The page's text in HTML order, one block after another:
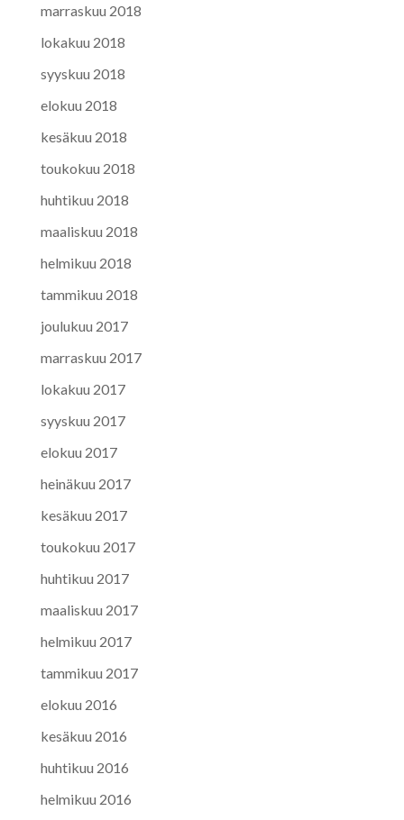
marraskuu 2018
lokakuu 2018
syyskuu 2018
elokuu 2018
kesäkuu 2018
toukokuu 2018
huhtikuu 2018
maaliskuu 2018
helmikuu 2018
tammikuu 2018
joulukuu 2017
marraskuu 2017
lokakuu 2017
syyskuu 2017
elokuu 2017
heinäkuu 2017
kesäkuu 2017
toukokuu 2017
huhtikuu 2017
maaliskuu 2017
helmikuu 2017
tammikuu 2017
elokuu 2016
kesäkuu 2016
huhtikuu 2016
helmikuu 2016